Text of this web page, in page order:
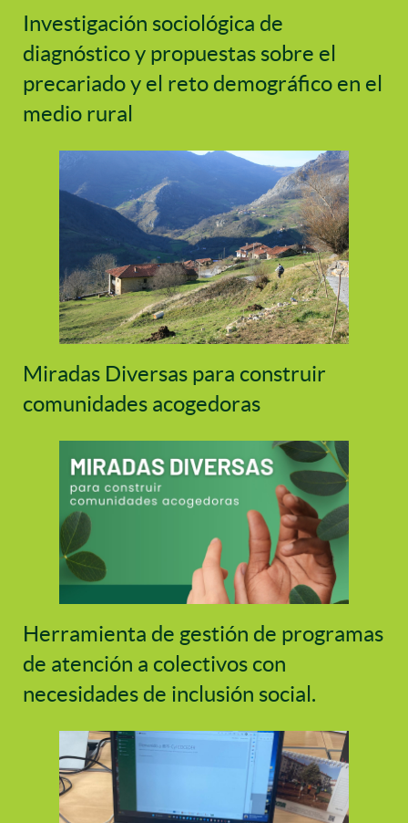
Investigación sociológica de
diagnóstico y propuestas sobre el
precariado y el reto demográfico en el
medio rural
Miradas Diversas para construir
comunidades acogedoras
Herramienta de gestión de programas
de atención a colectivos con
necesidades de inclusión social.